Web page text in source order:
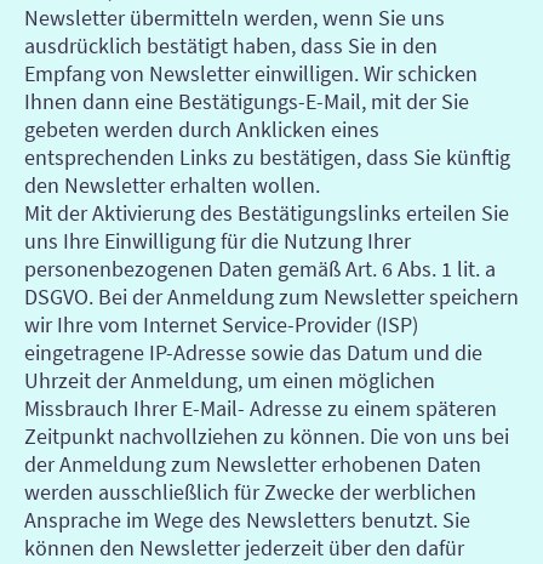
Newsletter übermitteln werden, wenn Sie uns
ausdrücklich bestätigt haben, dass Sie in den
Empfang von Newsletter einwilligen. Wir schicken
Ihnen dann eine Bestätigungs-E-Mail, mit der Sie
gebeten werden durch Anklicken eines
entsprechenden Links zu bestätigen, dass Sie künftig
den Newsletter erhalten wollen.
Mit der Aktivierung des Bestätigungslinks erteilen Sie
uns Ihre Einwilligung für die Nutzung Ihrer
personenbezogenen Daten gemäß Art. 6 Abs. 1 lit. a
DSGVO. Bei der Anmeldung zum Newsletter speichern
wir Ihre vom Internet Service-Provider (ISP)
eingetragene IP-Adresse sowie das Datum und die
Uhrzeit der Anmeldung, um einen möglichen
Missbrauch Ihrer E-Mail- Adresse zu einem späteren
Zeitpunkt nachvollziehen zu können. Die von uns bei
der Anmeldung zum Newsletter erhobenen Daten
werden ausschließlich für Zwecke der werblichen
Ansprache im Wege des Newsletters benutzt. Sie
können den Newsletter jederzeit über den dafür